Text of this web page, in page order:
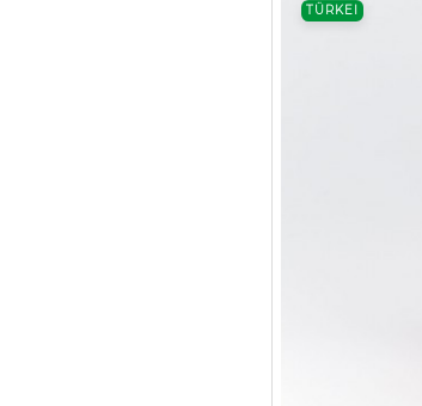
TÜRKEI